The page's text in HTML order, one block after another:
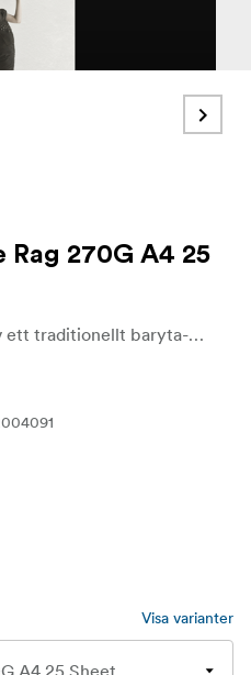
270G A4 25
Har utseende och känslan av ett traditionellt baryta-papper, med en unik mjuk struktur och halvblank yta.
Visa varianter